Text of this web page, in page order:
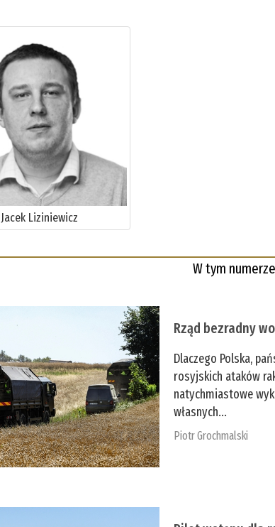
Jacek Liziniewicz
W tym numerze
Rząd bezradny
Dlaczego Polska,
rosyjskich ataków
natychmiastowe
własnych...
Piotr Grochmalski